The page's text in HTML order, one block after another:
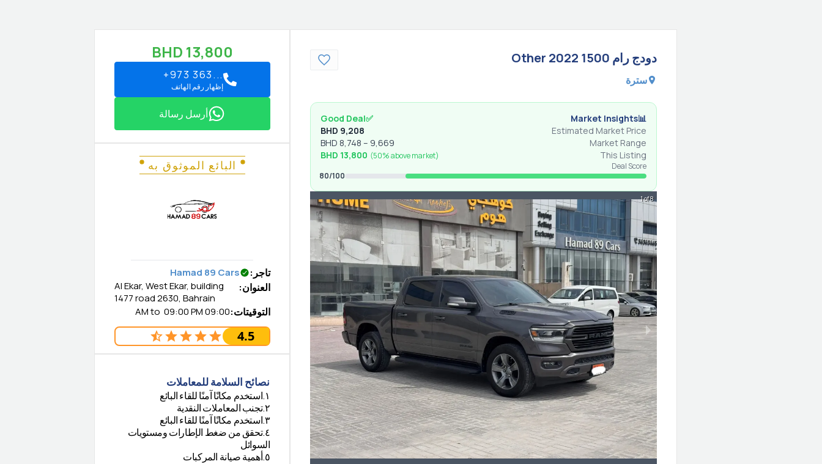
دودجرام 1500 Other 2022
سترة
📊
Market Insights
✅
Good Deal
Estimated Market Price
BHD 9,208
Market Range
BHD 8,748 – 9,669
This Listing
BHD 13,800 (50% abovemarket)
Deal Score
80/100
1 of 8
BHD 13,800
+973 363...
إظهار رقم الهاتف
أرسل رسالة
البائع الموثوق به
تاجر :
Hamad 89 Cars
العنوان:
Al Ekar, West Ekar, building
1477 road 2630, Bahrain
التوقيتات:
09:00 AM
to 09:00 PM
4.5
نصائح السلامة للمعاملات
١.استخدم مكانًا آمنًا للقاء البائع
٢.تجنب المعاملات النقدية
٣.استخدم مكانًا آمنًا للقاء البائع
٤.تحقق من ضغط الإطارات ومستويات
السوائل
٥.أهمية صيانة المركبات